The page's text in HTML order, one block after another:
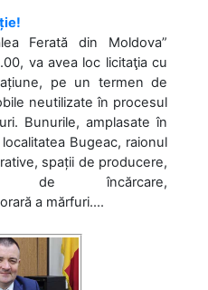
Ferată din Moldova”
va avea loc licitaţia cu
pe un termen de
neutilizate în procesul
Bunurile, amplasate în
Bugeac, raionul
spații de producere,
de încărcare,
a mărfuri....